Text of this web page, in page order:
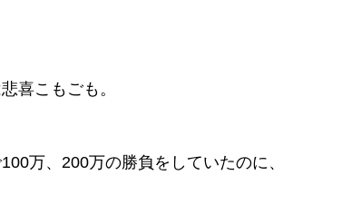
喜こもごも。
万、200万の勝負をしていたのに、